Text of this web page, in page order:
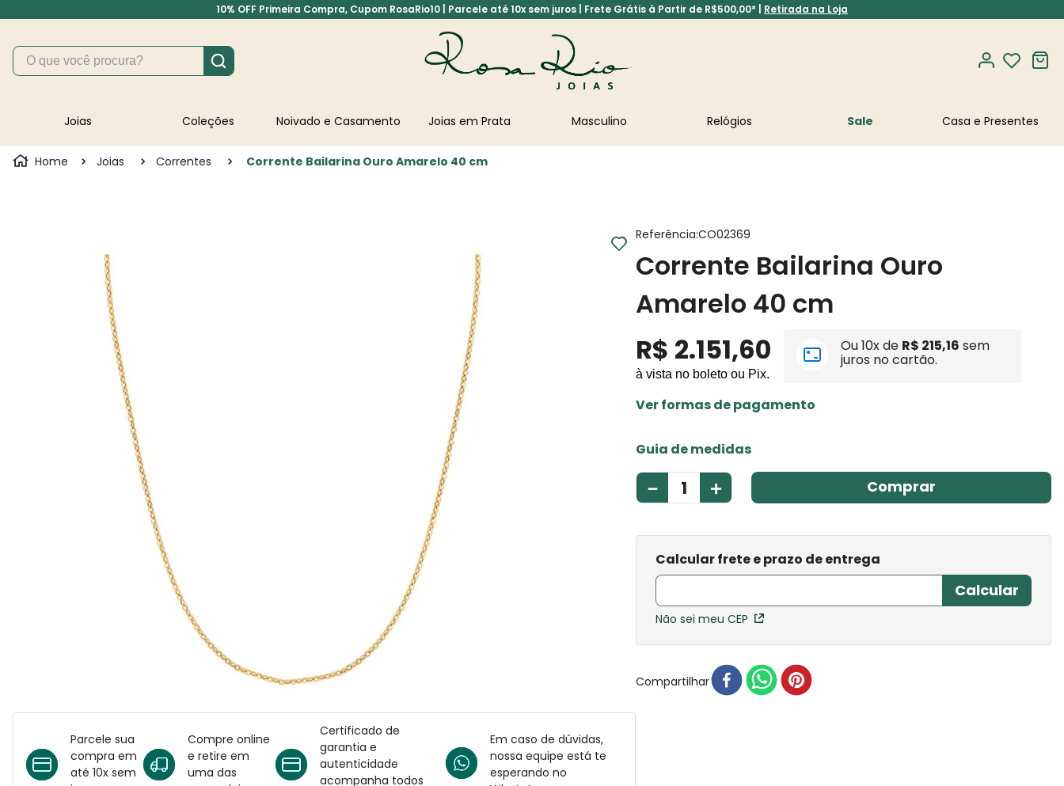
10% OFF Primeira Compra, Cupom RosaRio10 | Parcele até 10x sem juros | Frete Grátis à Partir de R$500,00* | Retirada na Loja
O que você procura?
Joias Coleções Noivado e Casamento Joias em Prata Masculino Relógios Sale
Joias Correntes Corrente Bailarina Ouro Amarelo 40 cm
Parcele sua
compra em
até 10x sem
Compre online
e retire em
uma das
Certificado de
garantia e
autenticidade
acompanha todos
Em caso de dúvidas,
nossa equipe está te
esperando no
Referência:CO02369
Corrente Bailarina Ouro
Amarelo 40 cm
R$ 2.151,60
à vista no boleto ou Pix.
Ou10x de R$ 215,16 sem
juros no cartão.
Ver formas de pagamento
Guia de medidas
＋
－ Comprar
Não sei meu CEP
Compartilhar